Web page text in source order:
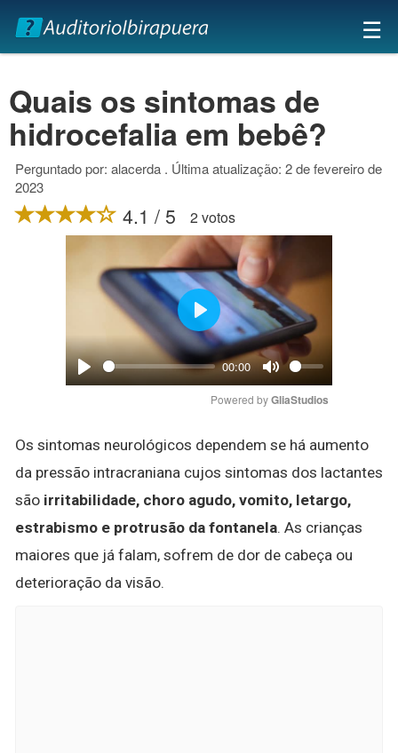
×
☰
Quais os sintomas de
hidrocefalia em bebê?
Perguntado por: alacerda . Última atualização: 2 de fevereiro de
2023
4.1 / 5 2 votos
Play
00:00
Mute
Play
Powered by GliaStudios
Os sintomas neurológicos dependem se há aumento
da pressão intracraniana cujos sintomas dos lactantes
são irritabilidade, choro agudo, vomito, letargo,
estrabismo e protrusão da fontanela. As crianças
maiores que já falam, sofrem de dor de cabeça ou
deterioração da visão.